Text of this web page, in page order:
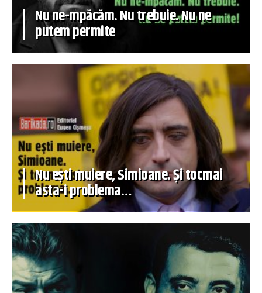
Nu ne-mpăcăm. Nu trebuie. Nu ne
putem permite
Nu ești muiere, Simioane. Și tocmai
asta-i problema…